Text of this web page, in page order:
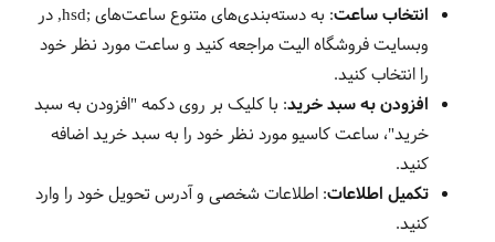
انتخاب ساعت:
به دسته‌بندی‌های متنوع ساعت‌های ;hsd, در
وبسایت فروشگاه الیت مراجعه کنید و ساعت مورد نظر خود
را انتخاب کنید.
افزودن به سبد خرید: با کلیک بر روی دکمه "افزودن به سبد
خرید"، ساعت کاسیو مورد نظر خود را به سبد خرید اضافه
کنید.
تکمیل اطلاعات: اطلاعات شخصی و آدرس تحویل خود را وارد
کنید.